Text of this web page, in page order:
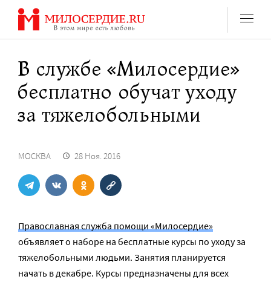
Перейти
содержанию
В службе «Милосердие»
бесплатно обучат уходу
за тяжелобольными
МОСКВА 28 Ноя. 2016
Православная служба помощи «Милосердие»
объявляет о наборе на бесплатные курсы по уходу за
тяжелобольными людьми. Занятия планируется
начать в декабре. Курсы предназначены для всех